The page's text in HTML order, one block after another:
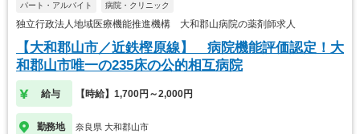
パート・アルバイト 病院・クリニック
独立行政法人地域医療機能推進機構 大和郡山病院の薬剤師求人
【大和郡山市／近鉄樫原線】 病院機能評価認定！大
和郡山市唯一の235床の公的相互病院
給与 【時給】1,700円～2,000円
勤務地 奈良県 大和郡山市